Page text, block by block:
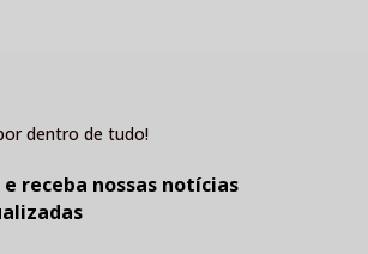
dentro de tudo!
receba nossas notícias